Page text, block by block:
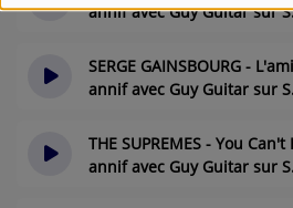
annif avec Guy Guitar sur
SERGE GAINSBOURG -
annif avec Guy Guitar sur
THE SUPREMES - You
annif avec Guy Guitar sur